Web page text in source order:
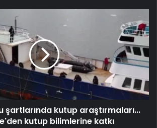
şartlarında kutup araştırmaları...
kutup bilimlerine katkı